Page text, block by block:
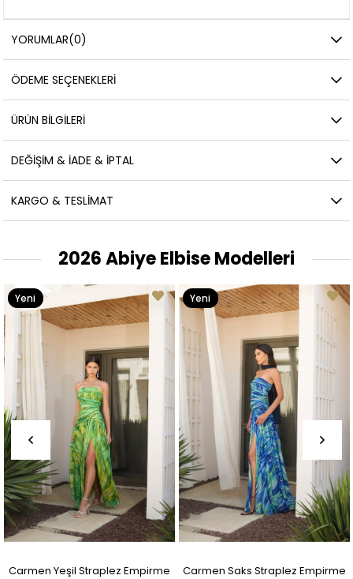
YORUMLAR(0)
ÖDEME SEÇENEKLERI
ÜRÜN BILGILERI
DEĞIŞIM & İADE & İPTAL
KARGO & TESLIMAT
2026 Abiye Elbise Modelleri
Carmen Yeşil Straplez Empirme
Yeni
Ürün
Carmen Saks Straplez Empirme
Yeni
Ürün